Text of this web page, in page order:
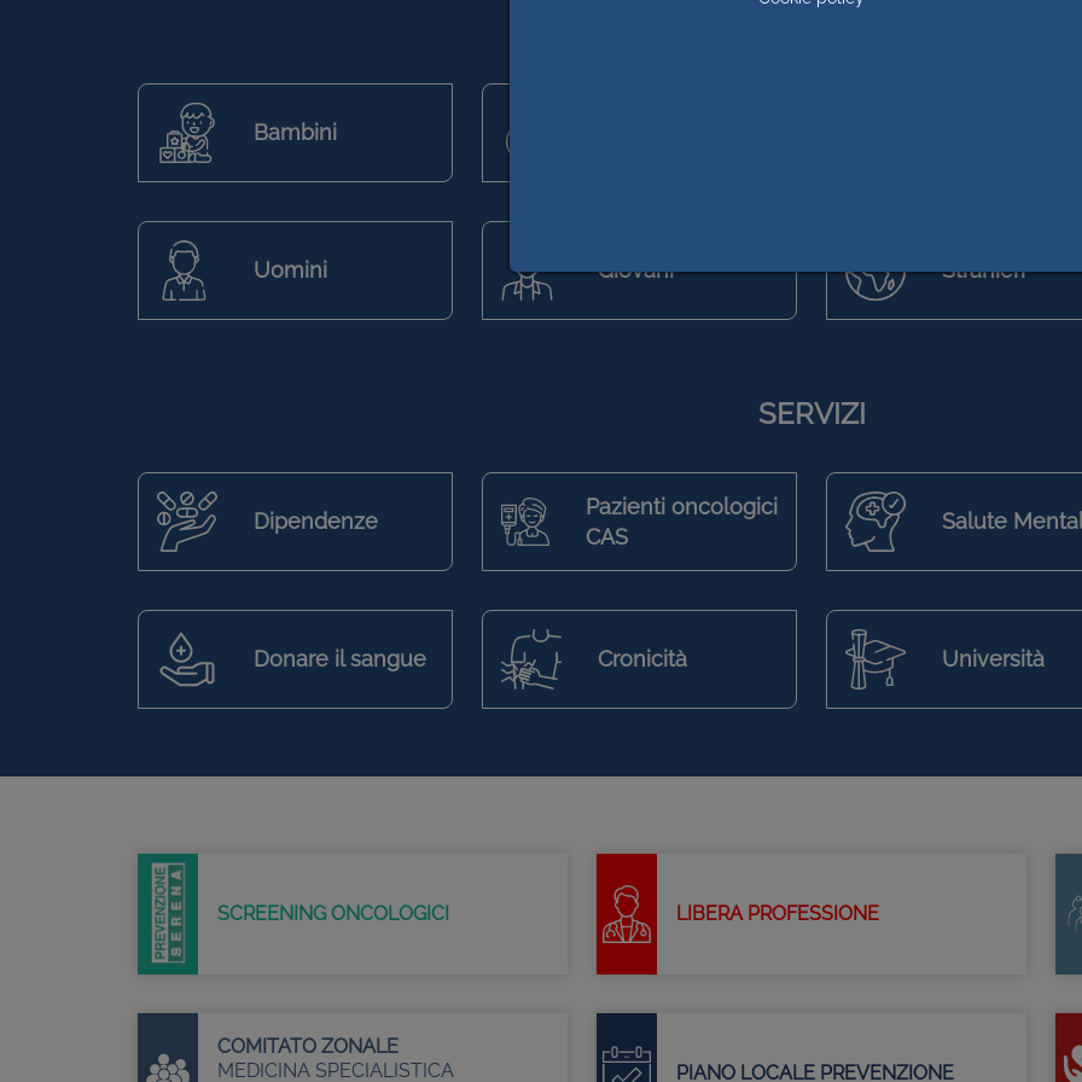
Bambini
Uomini Giovani Stranieri
SERVIZI
Dipendenze
Pazienti oncologici
CAS
Salute
Donare il sangue Cronicità Università
SCREENING ONCOLOGICI LIBERA PROFESSIONE
COMITATO ZONALE
MEDICINA SPECIALISTICA
PIANO LOCALE PREVENZIONE